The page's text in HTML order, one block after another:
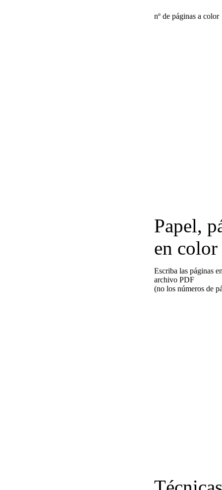
nº de páginas a color
Papel,
en color
Escriba las páginas
archivo PDF
(no los números de